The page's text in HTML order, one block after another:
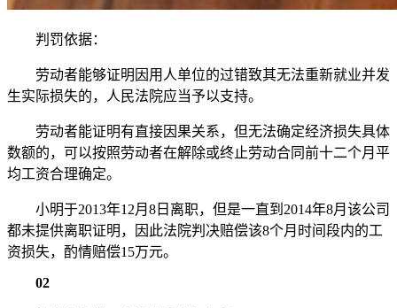
判罚依据：
劳动者能够证明因用人单位的过错致其无法重新就业并发
生实际损失的，人民法院应当予以支持。
劳动者能证明有直接因果关系，但无法确定经济损失具体
数额的，可以按照劳动者在解除或终止劳动合同前十二个月平
均工资合理确定。
小明于2013年12月8日离职，但是一直到2014年8月该公司
都未提供离职证明，因此法院判决赔偿该8个月时间段内的工
资损失，酌情赔偿15万元。
02